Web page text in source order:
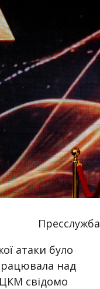
Пресслужба
атаки було
над
свідомо